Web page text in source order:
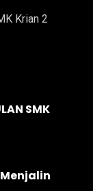
Krian 2
SMK